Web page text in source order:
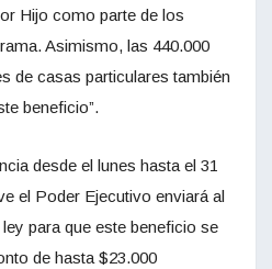
Hijo como parte de los
Asimismo, las 440.000
de casas particulares también
beneficio”.
desde el lunes hasta el 31
el Poder Ejecutivo enviará al
para que este beneficio se
de hasta $23.000